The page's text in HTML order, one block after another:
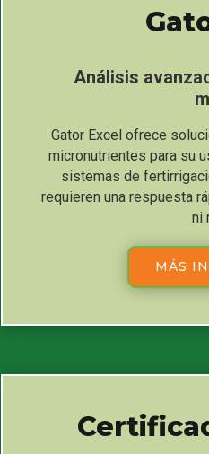
Análisis
Gator Excel ofrece
micronutrientes para su
sistemas de
requieren una respuesta
ni
MÁS